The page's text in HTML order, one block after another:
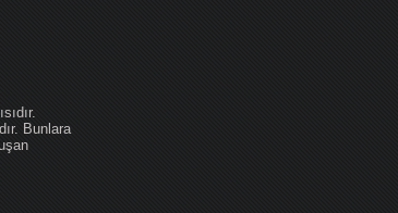
Bunlara